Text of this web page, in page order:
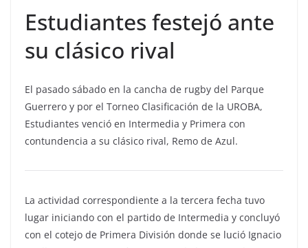
Estudiantes festejó ante
su clásico rival
El pasado sábado en la cancha de rugby del Parque
Guerrero y por el Torneo Clasificación de la UROBA,
Estudiantes venció en Intermedia y Primera con
contundencia a su clásico rival, Remo de Azul.
La actividad correspondiente a la tercera fecha tuvo
lugar iniciando con el partido de Intermedia y concluyó
con el cotejo de Primera División donde se lució Ignacio